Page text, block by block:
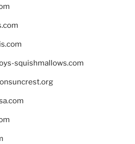
squishmallows.com